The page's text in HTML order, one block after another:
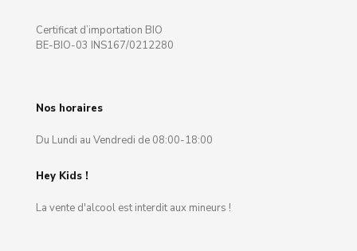
Certificat d’importation BIO
BE-BIO-03 INS167/0212280
Nos horaires
Du Lundi au Vendredi de 08:00-18:00
Hey Kids !
La vente d'alcool est interdit aux mineurs !